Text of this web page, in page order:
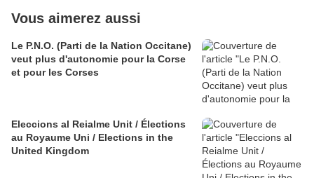
Vous aimerez aussi
Le P.N.O. (Parti de la Nation Occitane)
veut plus d'autonomie pour la Corse
et pour les Corses
Eleccions al Reialme Unit / Élections
au Royaume Uni / Elections in the
United Kingdom